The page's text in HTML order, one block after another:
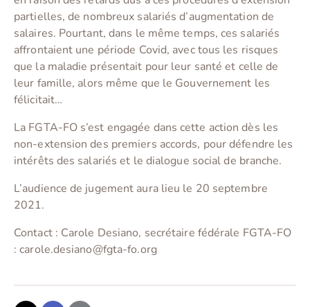
partielles, de nombreux salariés d’augmentation de
salaires. Pourtant, dans le même temps, ces salariés
affrontaient une période Covid, avec tous les risques
que la maladie présentait pour leur santé et celle de
leur famille, alors même que le Gouvernement les
félicitait…
La FGTA-FO s’est engagée dans cette action dès les
non-extension des premiers accords, pour défendre les
intérêts des salariés et le dialogue social de branche.
L’audience de jugement aura lieu le 20 septembre
2021.
Contact : Carole Desiano, secrétaire fédérale FGTA-FO
: carole.desiano@fgta-fo.org